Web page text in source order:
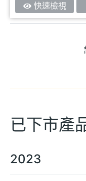
快速檢視
已下市產
2023